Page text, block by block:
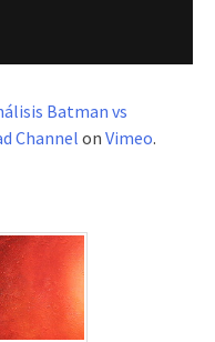
Batman vs
Channelon Vimeo.